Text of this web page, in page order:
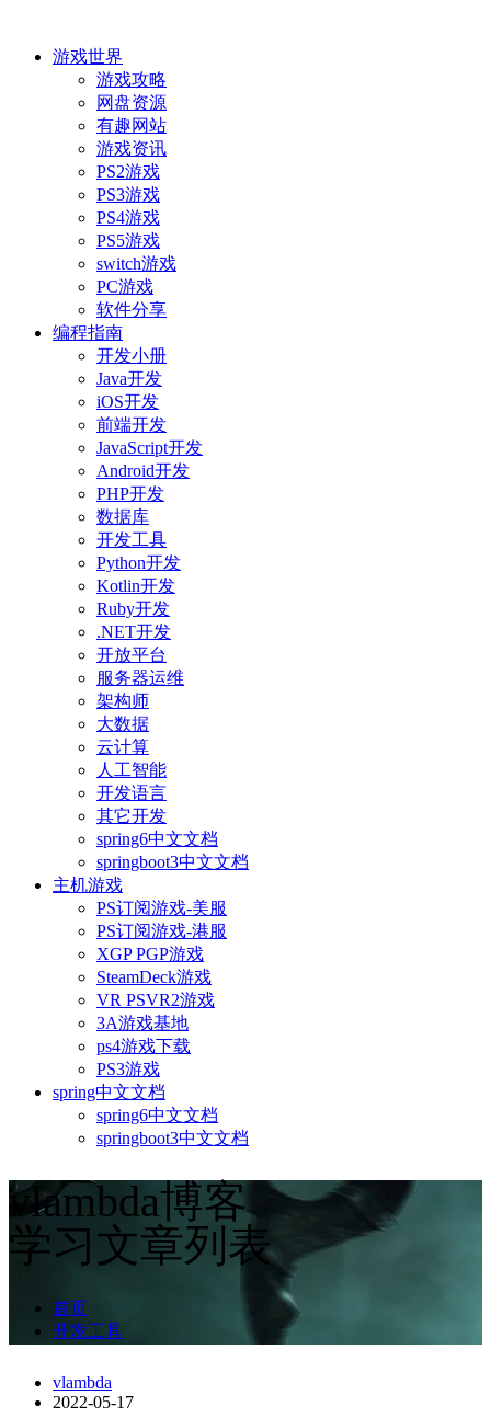
游戏世界
游戏攻略
网盘资源
有趣网站
游戏资讯
PS2游戏
PS3游戏
PS4游戏
PS5游戏
switch游戏
PC游戏
软件分享
编程指南
开发小册
Java开发
iOS开发
前端开发
JavaScript开发
Android开发
PHP开发
数据库
开发工具
Python开发
Kotlin开发
Ruby开发
.NET开发
开放平台
服务器运维
架构师
大数据
云计算
人工智能
开发语言
其它开发
spring6中文文档
springboot3中文文档
主机游戏
PS订阅游戏-美服
PS订阅游戏-港服
XGP PGP游戏
SteamDeck游戏
VR PSVR2游戏
3A游戏基地
ps4游戏下载
PS3游戏
spring中文文档
spring6中文文档
springboot3中文文档
vlambda博客
学习文章列表
首页
开发工具
vlambda
2022-05-17